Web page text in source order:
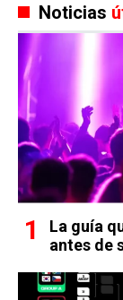
Noticias
La guía
antes de